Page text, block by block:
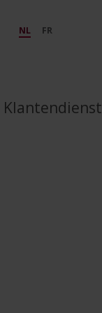
NL FR
Klantendienst